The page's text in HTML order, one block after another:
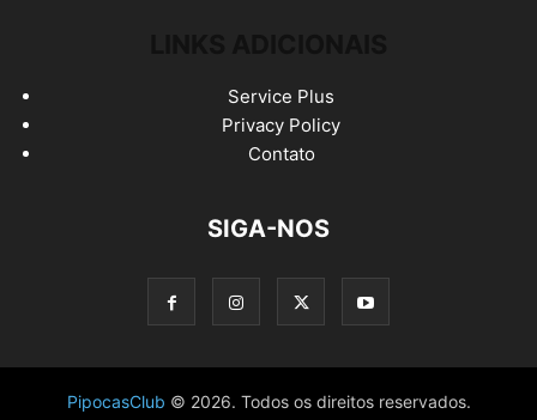
Service Plus
Privacy Policy
Contato
SIGA-NOS
PipocasClub © 2026. Todos os direitos reservados.